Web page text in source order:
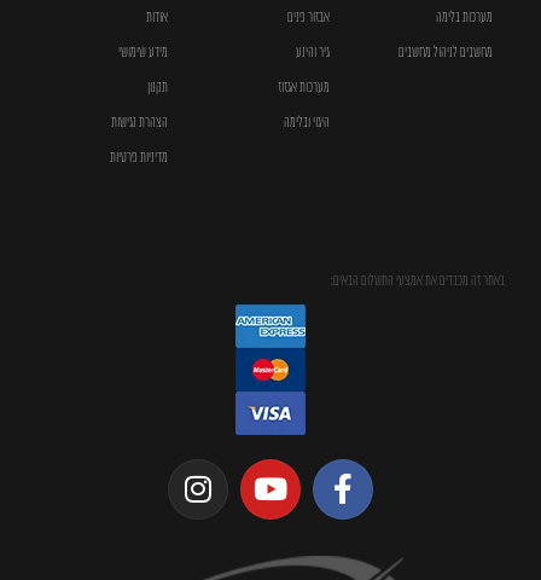
מערכות בלימה
מחשבים לניהול מחשבים
אבזור פנים
גיר והינע
מערכות אגזוז
היגוי ובלימה
אודות
מידע שימושי
תקנון
הצהרת נגישות
מדיניות פרטיות
באתר זה מכבדים את אמצעי התשלום הבאים: